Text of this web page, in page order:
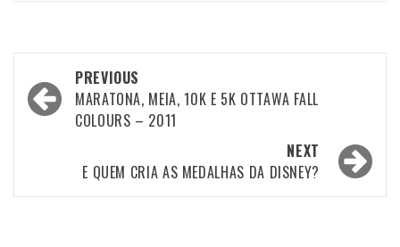
Post
navigation
PREVIOUS
MARATONA, MEIA, 10K E 5K OTTAWA FALL
COLOURS – 2011
NEXT
E QUEM CRIA AS MEDALHAS DA DISNEY?